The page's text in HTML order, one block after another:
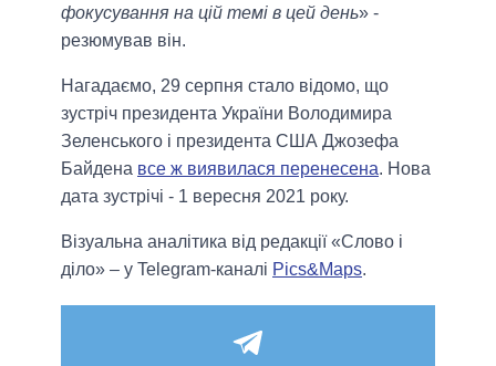
фокусування на цій темі в цей день» -
резюмував він.
Нагадаємо, 29 серпня стало відомо, що
зустріч президента України Володимира
Зеленського і президента США Джозефа
Байдена все ж виявилася перенесена. Нова
дата зустрічі - 1 вересня 2021 року.
Візуальна аналітика від редакції «Слово і
діло» – у Telegram-каналі Pics&Maps.